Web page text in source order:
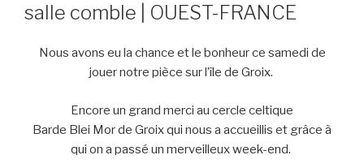
salle comble | OUEST-FRANCE
Nous avons eu la chance et le bonheur ce samedi de
jouer notre pièce sur l’île de Groix.
Encore un grand merci au cercle celtique
Barde Blei Morde Groix qui nous a accueillis et grâce à
qui on a passé un merveilleux week-end.